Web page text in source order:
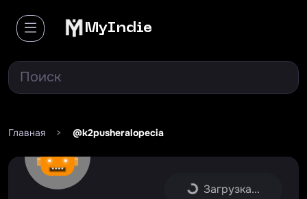
MyIndie
Главная > @k2pusheralopecia
Загрузка...